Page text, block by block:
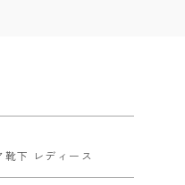
下 レディース